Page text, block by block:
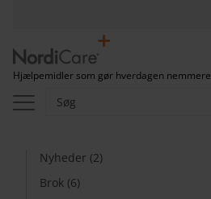
Hjælpemidler som gør hverdagen nemmere
Nyheder (2)
Brok (6)